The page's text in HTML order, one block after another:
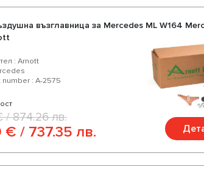
качество, богат асортимент и
възглавница за Mercedes ML W164
: Arnott
: A-2575
/ 874.26 лв.
€ / 737.35 лв.